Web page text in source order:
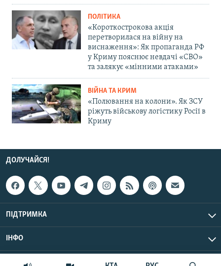
ПОЛІТИКА
«Короткострокова акція
перетворилася на війну на
виснаження»: Як пропаганда РФ
у Криму пояснює невдачі «СВО»
та залякує «мінними атаками»
ВІЙНА ТА КРИМ
«Полювання на колони». Як ЗСУ
ріжуть військову логістику Росії в
Криму
ДОЛУЧАЙСЯ!
ПІДТРИМКА
ІНФО
© Крим.Реалії, 2026 | Усі права застережено.